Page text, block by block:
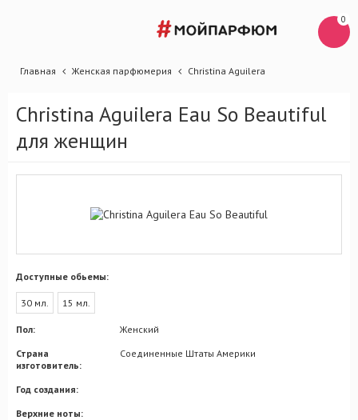
0
Главная Женская парфюмерия Christina Aguilera
Christina Aguilera Eau So Beautiful
для женщин
Доступные обьемы:
30 мл. 15 мл.
Пол:
Женский
Страна
изготовитель:
Соединенные Штаты Америки
Год создания:
Верхние ноты: